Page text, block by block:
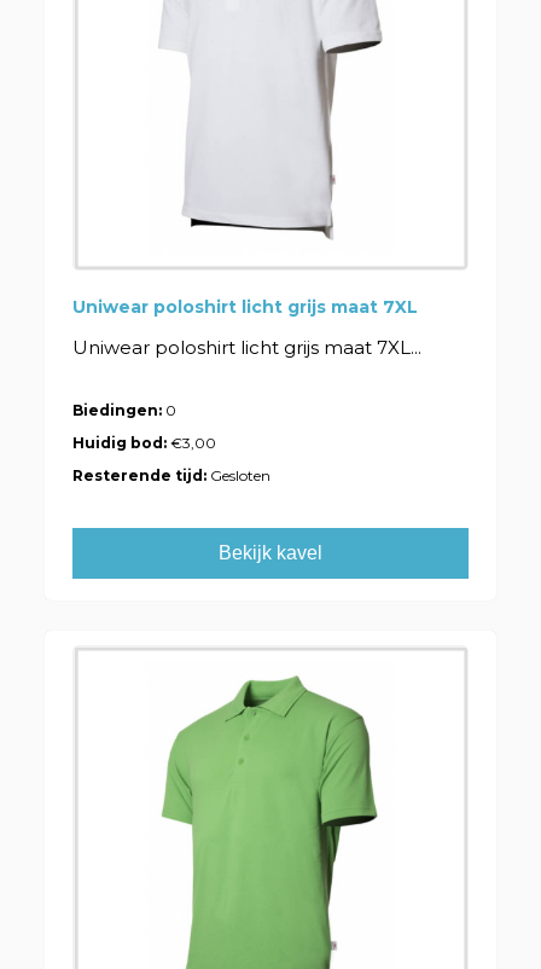
Uniwear poloshirt licht grijs maat 7XL
Uniwear poloshirt licht grijs maat 7XL...
Biedingen: 0
Huidig bod:€3,00
Resterende tijd: Gesloten
Bekijk kavel